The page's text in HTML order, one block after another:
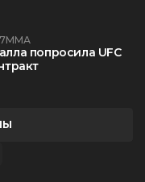
ММА
попросила UFC